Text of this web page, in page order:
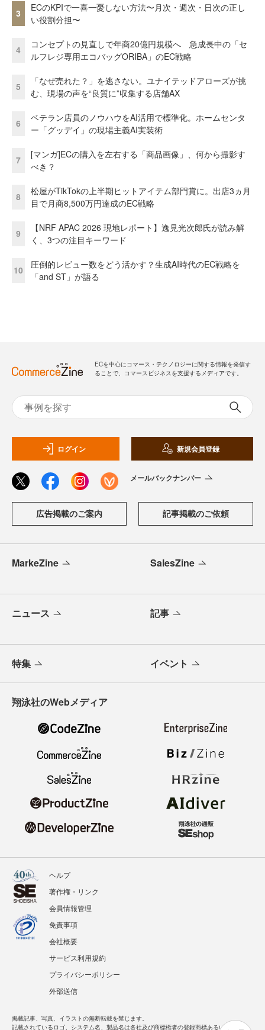
3
ECのKPIで一喜一憂しない方法〜月次・週次・日次の正し
い役割分担〜
4
コンセプトの見直しで年商20億円規模へ 急成長中の「セ
ルフレジ専用エコバッグORIBA」のEC戦略
5
「なぜ売れた？」を逃さない。ユナイテッドアローズが挑
む、現場の声を“良質に”収集する店舗AX
6
ベテラン店員のノウハウをAI活用で標準化。ホームセンタ
ー「グッデイ」の現場主義AI実装術
7
[マンガ]ECの購入を左右する「商品画像」、何から撮影す
べき？
8
松屋がTikTokの上半期ヒットアイテム部門賞に。出店3ヵ月
目で月商8,500万円達成のEC戦略
9
【NRF APAC 2026 現地レポート】逸見光次郎氏が読み解
く、3つの注目キーワード
10
圧倒的レビュー数をどう活かす？生成AI時代のEC戦略を
「and ST」が語る
ECを中心にコマース・テクノロジーに関する情報を発信す
ることで、コマースビジネスを支援するメディアです。
ログイン 新規会員登録
メールバックナンバー
広告掲載のご案内 記事掲載のご依頼
MarkeZine SalesZine
ニュース 記事
特集 イベント
翔泳社のWebメディア
ヘルプ
著作権・リンク
会員情報管理
免責事項
会社概要
サービス利用規約
プライバシーポリシー
外部送信
掲載記事、写真、イラストの無断転載を禁じます。
記載されているロゴ、システム名、製品名は各社及び商標権者の登録商標あるいは商標で